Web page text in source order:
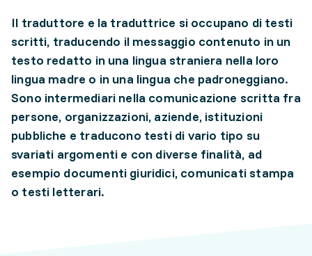
Il traduttore e la traduttrice si occupano di testi
scritti, traducendo il messaggio contenuto in un
testo redatto in una lingua straniera nella loro
lingua madre o in una lingua che padroneggiano.
Sono intermediari nella comunicazione scritta fra
persone, organizzazioni, aziende, istituzioni
pubbliche e traducono testi di vario tipo su
svariati argomenti e con diverse finalità, ad
esempio documenti giuridici, comunicati stampa
o testi letterari.